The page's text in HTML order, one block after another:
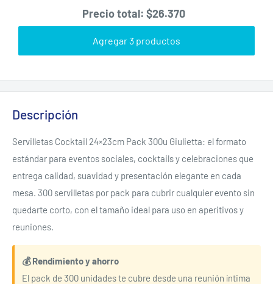
Precio total: $26.370
Agregar 3 productos
Descripción
Servilletas Cocktail 24×23cm Pack 300u Giulietta: el formato
estándar para eventos sociales, cocktails y celebraciones que
entrega calidad, suavidad y presentación elegante en cada
mesa. 300 servilletas por pack para cubrir cualquier evento sin
quedarte corto, con el tamaño ideal para uso en aperitivos y
reuniones.
💰 Rendimiento y ahorro
El pack de 300 unidades te cubre desde una reunión íntima